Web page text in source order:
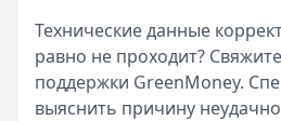
Технические данные
равно не проходит?
поддержки GreenMoney.
выяснить причину